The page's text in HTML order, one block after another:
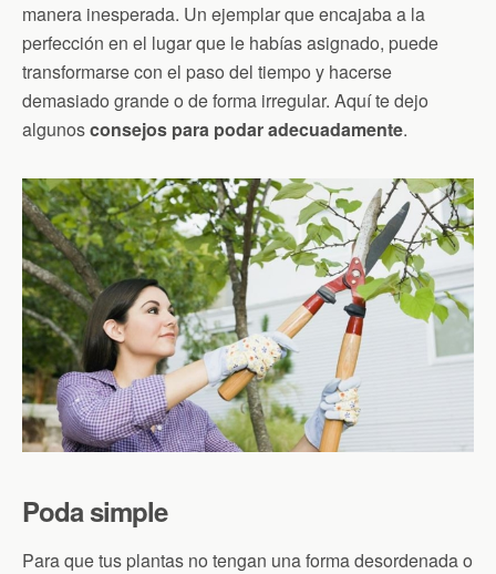
manera inesperada. Un ejemplar que encajaba a la
perfección en el lugar que le habías asignado, puede
transformarse con el paso del tiempo y hacerse
demasiado grande o de forma irregular. Aquí te dejo
algunosconsejos para podar adecuadamente.
Poda simple
Para que tus plantas no tengan una forma desordenada o